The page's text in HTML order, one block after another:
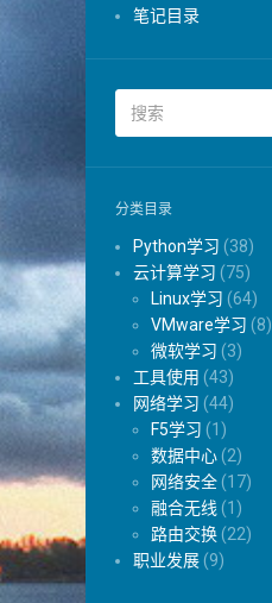
笔记目录
分类目录
Python学习 (38)
云计算学习 (75)
Linux学习 (64)
VMware学习 (8)
微软学习 (3)
工具使用 (43)
网络学习 (44)
F5学习 (1)
数据中心(2)
网络安全(17)
融合无线 (1)
路由交换(22)
职业发展(9)